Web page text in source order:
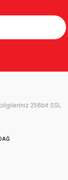
256bit SSL